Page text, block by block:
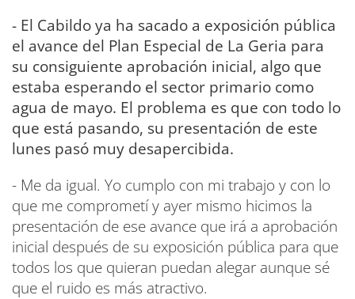
- El Cabildo ya ha sacado a exposición pública
el avance del Plan Especial de La Geria para
su consiguiente aprobación inicial, algo que
estaba esperando el sector primario como
agua de mayo. El problema es que con todo lo
que está pasando, su presentación de este
lunes pasó muy desapercibida.
- Me da igual. Yo cumplo con mi trabajo y con lo
que me comprometí y ayer mismo hicimos la
presentación de ese avance que irá a aprobación
inicial después de su exposición pública para que
todos los que quieran puedan alegar aunque sé
que el ruido es más atractivo.